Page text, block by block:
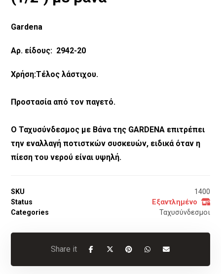
Gardena
Αρ. είδους: 2942-20
Χρήση:Τέλος λάστιχου.
Προστασία από τον παγετό.
Ο Ταχυσύνδεσμος με Βάνα της GARDENA επιτρέπει
την εναλλαγή ποτιστκών συσκευών, ειδικά όταν η
πίεση του νερού είναι υψηλή.
SKU
1400
Status
Εξαντλημένο
Categories
Ταχυσύνδεσμοι